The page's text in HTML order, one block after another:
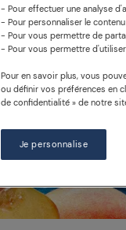
- Pour effectuer une analyse
- Pour personnaliser le
- Pour vous permettre de
- Pour vous permettre
Pour en savoir plus, vous
ou définir vos préférences en
de confidentialité » de notre
Je personnalise